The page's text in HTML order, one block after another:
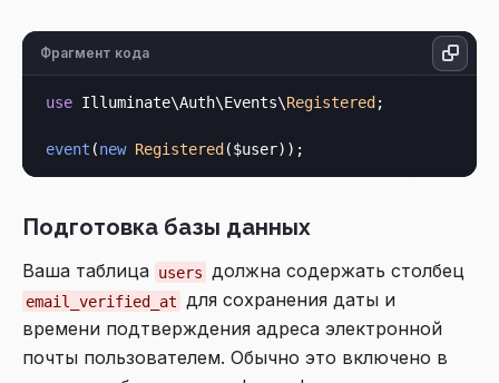
Фрагмент кода
use Illuminate\Auth\Events\Registered ;
event (new Registered
Подготовка базы данных
Ваша таблица users должна содержать столбец
email_verified_at для сохранения даты и
времени подтверждения адреса электронной
почты пользователем. Обычно это включено в